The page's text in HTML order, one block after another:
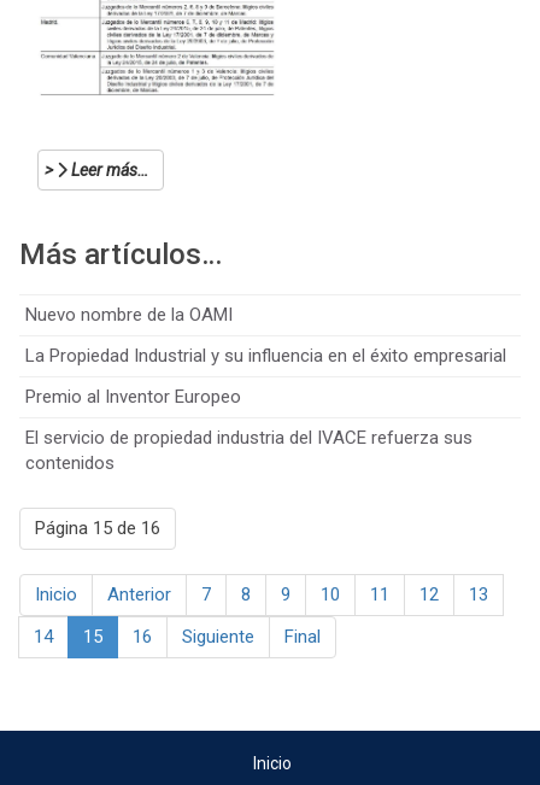
Leer más…
Más artículos…
Nuevo nombre de la OAMI
La Propiedad Industrial y su influencia en el éxito empresarial
Premio al Inventor Europeo
El servicio de propiedad industria del IVACE refuerza sus
contenidos
Página 15 de 16
Inicio Anterior 7 8 9 10 11 12
13
14
15 16 Siguiente Final
Inicio